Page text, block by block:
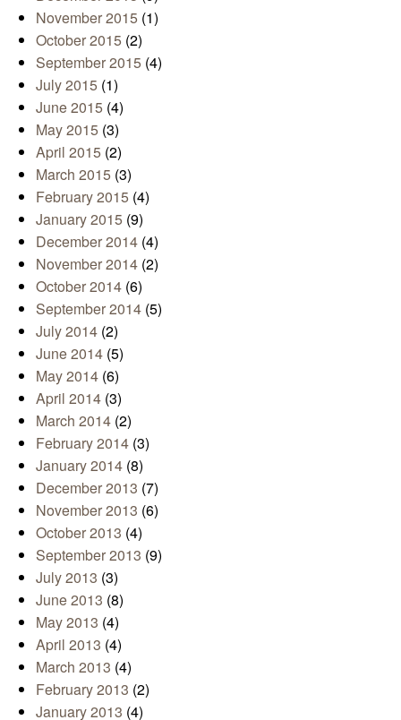
November 2015 (1)
October 2015 (2)
September 2015 (4)
July 2015 (1)
June 2015 (4)
May 2015 (3)
April 2015 (2)
March 2015 (3)
February 2015 (4)
January 2015 (9)
December 2014 (4)
November 2014 (2)
October 2014 (6)
September 2014 (5)
July 2014 (2)
June 2014 (5)
May 2014 (6)
April 2014 (3)
March 2014 (2)
February 2014 (3)
January 2014 (8)
December 2013 (7)
November 2013 (6)
October 2013 (4)
September 2013 (9)
July 2013 (3)
June 2013 (8)
May 2013 (4)
April 2013 (4)
March 2013 (4)
February 2013 (2)
January 2013 (4)